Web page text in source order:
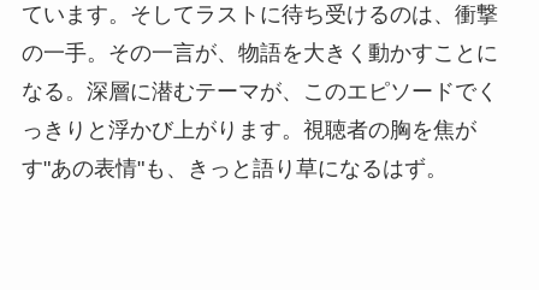
ています。そしてラストに待ち受けるのは、衝撃
の一手。その一言が、物語を大きく動かすことに
なる。深層に潜むテーマが、このエピソードでく
っきりと浮かび上がります。視聴者の胸を焦が
す"あの表情"も、きっと語り草になるはず。